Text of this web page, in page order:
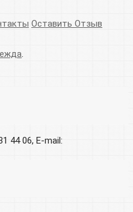
Оставить Отзыв
.
44 06, E-mail: